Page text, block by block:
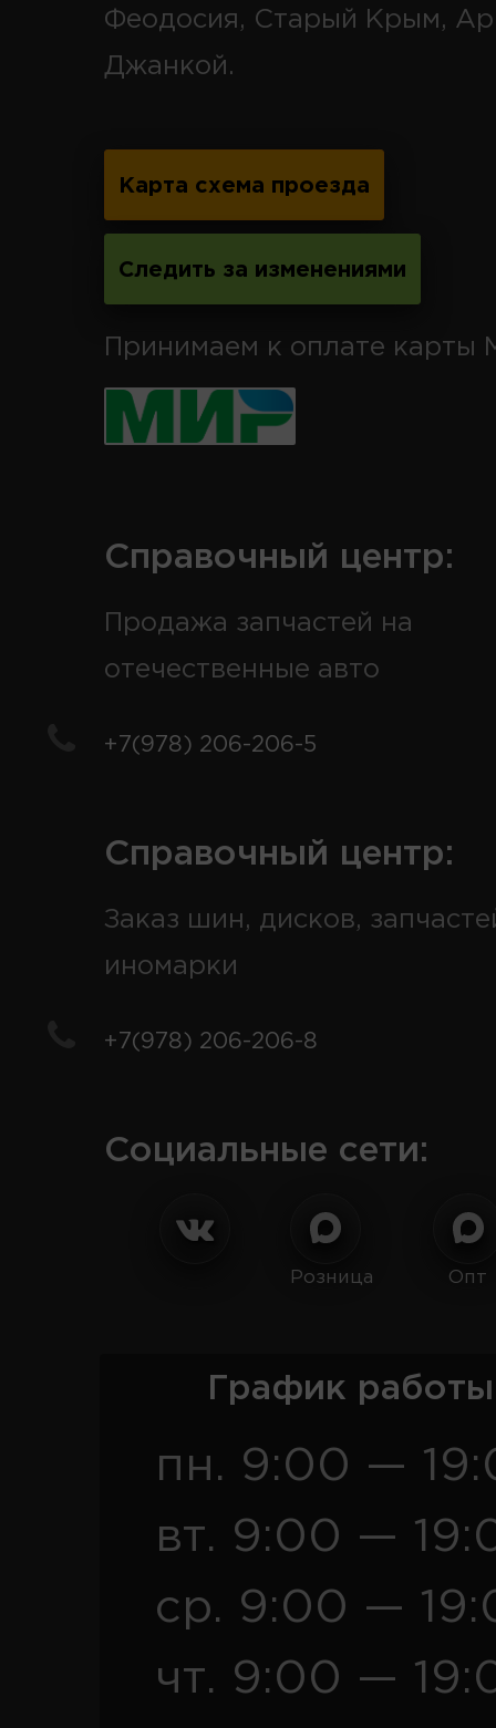
Феодосия, Старый Крым,
Джанкой.
Карта схема проезда
Следить за изменениями
Принимаем к оплате карты
Справочный центр:
Продажа запчастей на
отечественные авто
+7(978) 206-206-5
Справочный центр:
Заказ шин, дисков,
иномарки
+7(978) 206-206-8
Социальные сети:
Розница Опт
График
пн. 9:00 —
вт. 9:00 —
ср. 9:00 —
чт. 9:00 —